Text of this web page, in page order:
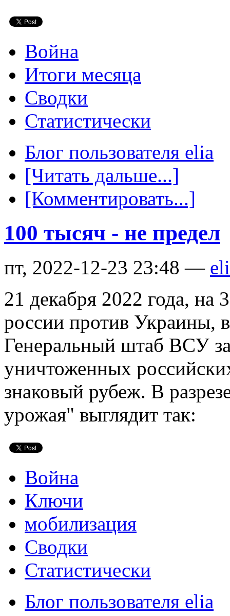
Война
Итоги месяца
Сводки
Статистически
Блог пользователя elia
[Читать дальше...]
[Комментировать...]
100 тысяч - не предел
пт, 2022-12-23 23:48 —
21 декабря 2022 года, на
россии против Украины,
Генеральный штаб ВСУ
уничтоженных
знаковый рубеж. В
урожая" выглядит так:
Война
Ключи
мобилизация
Сводки
Статистически
Блог пользователя elia